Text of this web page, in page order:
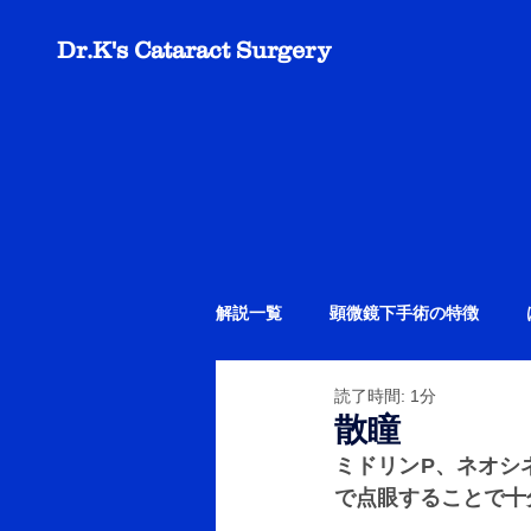
Dr.K's Cataract Surgery
解説一覧 顕微鏡下手術の特徴
散瞳
読了時間: 1分
ミドリンP、ネオ
で点眼することで十